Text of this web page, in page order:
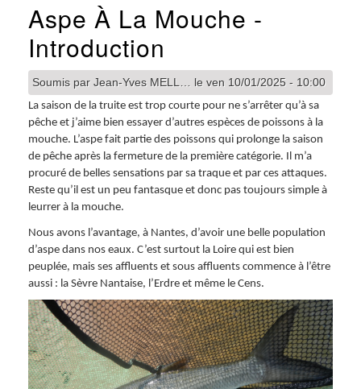
Aspe À La Mouche -
Introduction
Soumis par Jean-Yves MELL… le ven 10/01/2025 - 10:00
La saison de la truite est trop courte pour ne s’arrêter qu’à sa
pêche et j’aime bien essayer d’autres espèces de poissons à la
mouche. L’aspe fait partie des poissons qui prolonge la saison
de pêche après la fermeture de la première catégorie. Il m’a
procuré de belles sensations par sa traque et par ces attaques.
Reste qu’il est un peu fantasque et donc pas toujours simple à
leurrer à la mouche.
Nous avons l’avantage, à Nantes, d’avoir une belle population
d’aspe dans nos eaux. C’est surtout la Loire qui est bien
peuplée, mais ses affluents et sous affluents commence à l’être
aussi : la Sèvre Nantaise, l’Erdre et même le Cens.